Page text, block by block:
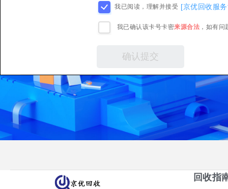
我已阅读，理解并接受 [京优回收服
我已确认该卡号卡密来源合法 ，如有
回收指